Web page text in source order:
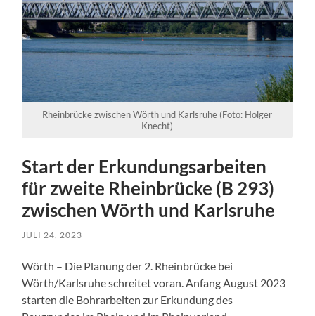
Rheinbrücke zwischen Wörth und Karlsruhe (Foto: Holger
Knecht)
Start der Erkundungsarbeiten
für zweite Rheinbrücke (B 293)
zwischen Wörth und Karlsruhe
JULI 24, 2023
Wörth – Die Planung der 2. Rheinbrücke bei
Wörth/Karlsruhe schreitet voran. Anfang August 2023
starten die Bohrarbeiten zur Erkundung des